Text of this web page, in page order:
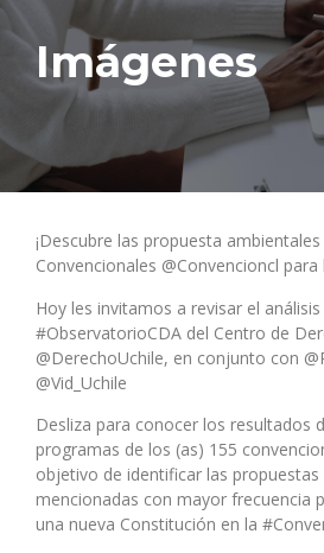
Imágenes
¡Descubre las propuesta
Convencionales @Convencioncl
Hoy les invitamos a revisar el
#ObservatorioCDA del Centro de
@DerechoUchile, en conjunto con
@Vid_Uchile
Desliza para conocer los resultados
programas de los (as) 155
objetivo de identificar las propuestas
mencionadas con mayor frecuencia
una nueva Constitución en la